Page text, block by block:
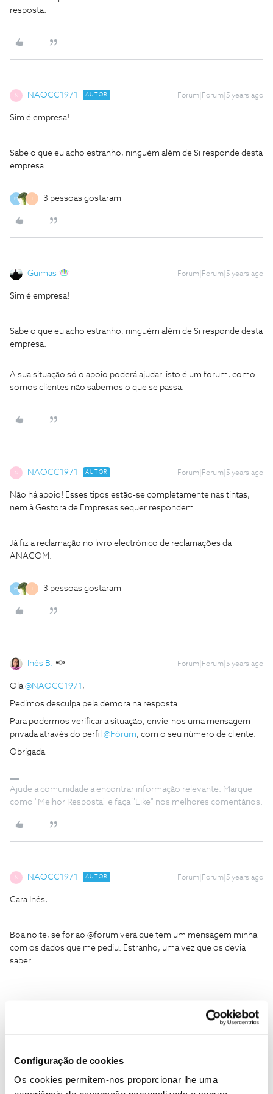
Configuração de cookies
Os cookies permitem-nos proporcionar lhe uma
resposta.
N NAOCC1971 AUTOR Forum|Forum|5 years ago
Sim é empresa!
Sabe o que eu acho estranho, ninguém além de Si responde desta
empresa.
M 3 pessoas gostaram
Guimas Forum|Forum|5 years ago
Sim é empresa!
Sabe o que eu acho estranho, ninguém além de Si responde desta
empresa.
A sua situação só o apoio poderá ajudar. isto é um forum, como
somos clientes não sabemos o que se passa.
N NAOCC1971 AUTOR Forum|Forum|5 years ago
Não há apoio! Esses tipos estão-se completamente nas tintas,
nem à Gestora de Empresas sequer respondem.
Já fiz a reclamação no livro electrónico de reclamações da
ANACOM.
M 3 pessoas gostaram
Inês B. Forum|Forum|5 years ago
Olá@NAOCC1971 ,
Pedimos desculpa pela demora na resposta.
Para podermos verificar a situação, envie-nos uma mensagem
privada através do perfil @Fórum, com o seu número de cliente.
Obrigada
Ajude a comunidade a encontrar informação relevante. Marque
como "Melhor Resposta" e faça "Like" nos melhores comentários.
N NAOCC1971 AUTOR Forum|Forum|5 years ago
Cara Inês,
Boa noite, se for ao @forum verá que tem um mensagem minha
com os dados que me pediu. Estranho, uma vez que os devia
saber.
1 pessoa gostou